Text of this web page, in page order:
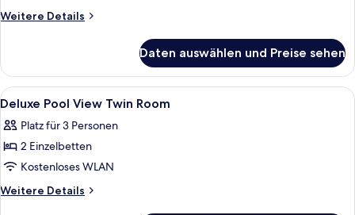
Weitere Details
Weitere
Doppelzimmer,
Poolzugang
Daten auswählen und Preise sehen
Alle
Fotos
für
Deluxe
Pool
View
Ein Hotelzimmer mit zwei Betten,
6
Deluxe Pool View Twin Room
Platz für 3 Personen
2 Einzelbetten
Kostenloses WLAN
Weitere Details
Weitere